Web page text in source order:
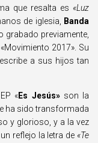
que resalta es «Luz
de iglesia,
Banda
grabado previamente,
2017». Su
a sus hijos tan
«Es Jesús»son la
ha sido transformada
y glorioso, y a la vez
reflejo la letra de «Te